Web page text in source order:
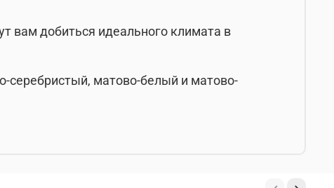
вам добиться идеального климата в
серебристый, матово-белый и матово-